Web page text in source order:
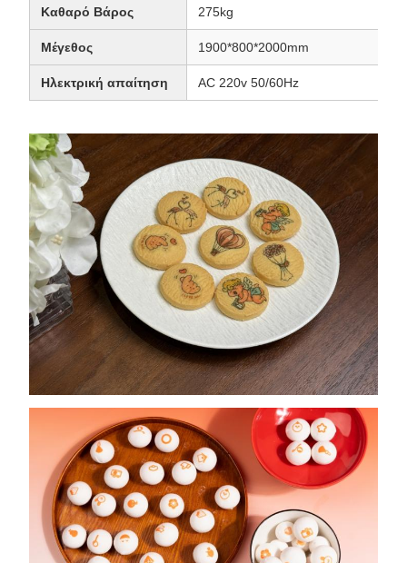
Καθαρό Βάρος 275kg
Μέγεθος 1900*800*2000mm
Ηλεκτρική απαίτηση AC 220v 50/60Hz